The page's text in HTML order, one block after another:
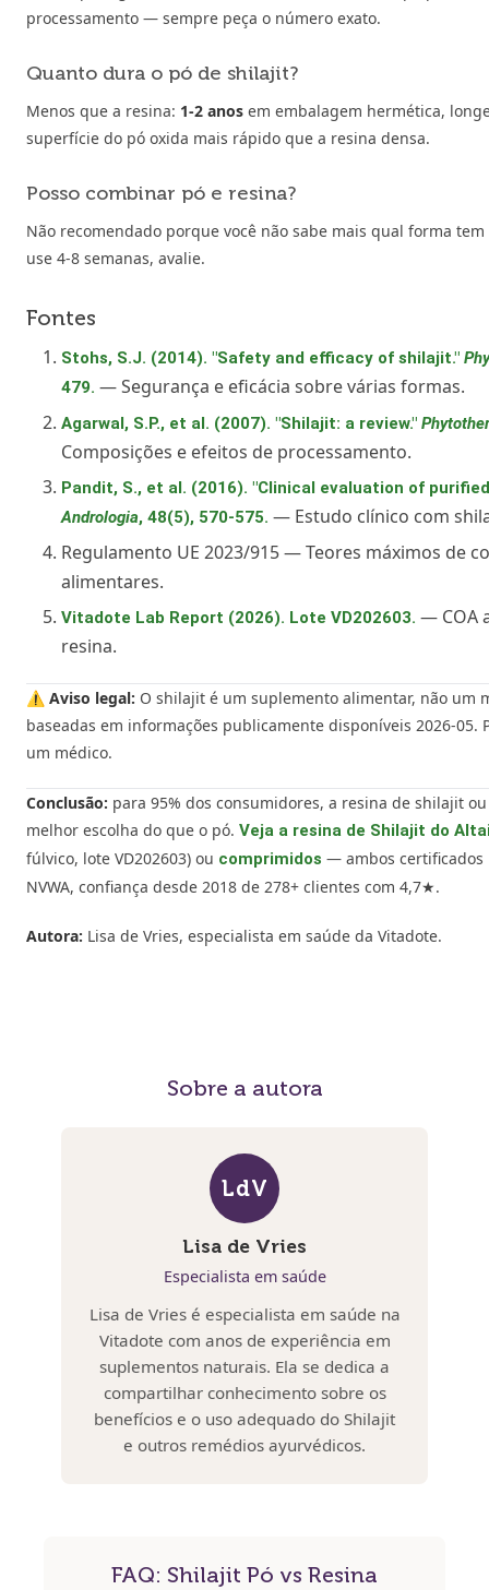
processamento — sempre peça o número exato.
Quanto dura o pó de shilajit?
Menos que a resina: 1-2 anos em embalagem hermética,
superfície do pó oxida mais rápido que a resina densa.
Posso combinar pó e resina?
Não recomendado porque você não sabe mais qual forma
use 4-8 semanas, avalie.
Fontes
Stohs, S.J. (2014). "Safety and efficacy of shilajit."
479. — Segurança e eficácia sobre várias formas.
Agarwal, S.P., et al. (2007). "Shilajit: a review."
Composições e efeitos de processamento.
Pandit, S., et al. (2016). "Clinical evaluation of
Andrologia, 48(5), 570-575. — Estudo clínico com
Regulamento UE 2023/915 — Teores máximos de
alimentares.
Vitadote Lab Report (2026). Lote VD202603. — COA
resina.
⚠️ Aviso legal: O shilajit é um suplemento alimentar, não um
baseadas em informações publicamente disponíveis 2026-05.
um médico.
Conclusão: para 95% dos consumidores, a resina de shilajit
melhor escolha do que o pó. Veja a resina de Shilajit do
fúlvico, lote VD202603) ou comprimidos — ambos certificados
NVWA, confiança desde 2018 de 278+ clientes com 4,7★.
Autora: Lisa de Vries, especialista em saúde da Vitadote.
Sobre a autora
LdV
Lisa de Vries
Especialista em saúde
Lisa de Vries é especialista em saúde na
Vitadote com anos de experiência em
suplementos naturais. Ela se dedica a
compartilhar conhecimento sobre os
benefícios e o uso adequado do Shilajit
e outros remédios ayurvédicos.
FAQ: Shilajit Pó vs Resina